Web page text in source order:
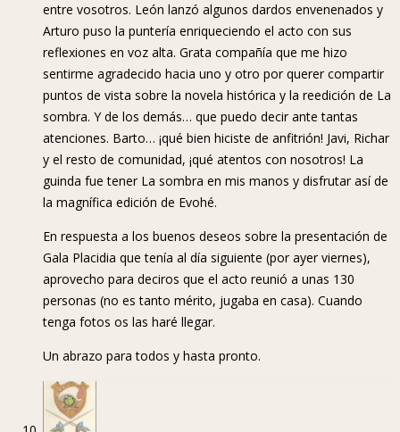
entre vosotros. León lanzó algunos dardos envenenados y
Arturo puso la puntería enriqueciendo el acto con sus
reflexiones en voz alta. Grata compañía que me hizo
sentirme agradecido hacia uno y otro por querer compartir
puntos de vista sobre la novela histórica y la reedición de La
sombra. Y de los demás… que puedo decir ante tantas
atenciones. Barto… ¡qué bien hiciste de anfitrión! Javi, Richar
y el resto de comunidad, ¡qué atentos con nosotros! La
guinda fue tener La sombra en mis manos y disfrutar así de
la magnífica edición de Evohé.
En respuesta a los buenos deseos sobre la presentación de
Gala Placidia que tenía al día siguiente (por ayer viernes),
aprovecho para deciros que el acto reunió a unas 130
personas (no es tanto mérito, jugaba en casa). Cuando
tenga fotos os las haré llegar.
Un abrazo para todos y hasta pronto.